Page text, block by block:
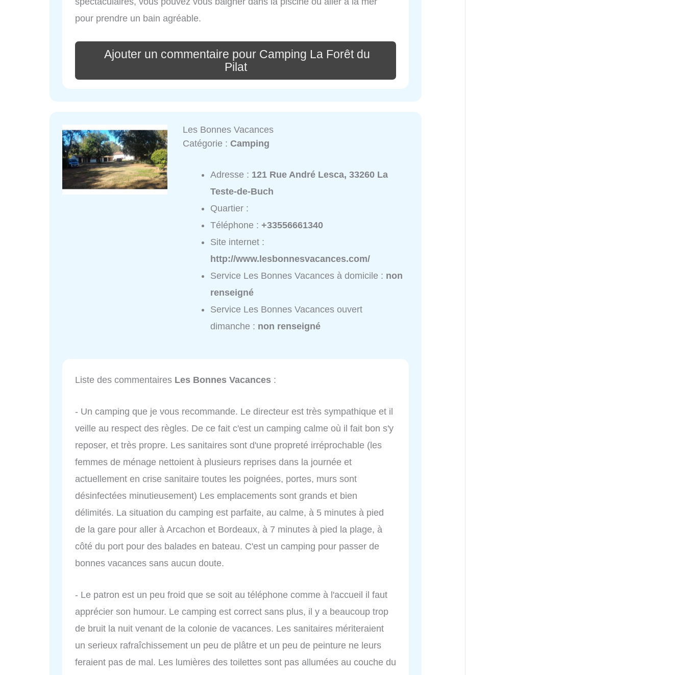
pour prendre un bain agréable.
Ajouter un commentaire pour Camping La Forêt du
Pilat
Les Bonnes Vacances
Catégorie :Camping
Adresse : 121 Rue André Lesca, 33260 La
Teste-de-Buch
Quartier :
Téléphone :+33556661340
Site internet :
http://www.lesbonnesvacances.com/
Service Les Bonnes Vacances à domicile : non
renseigné
Service Les Bonnes Vacances ouvert
dimanche : non renseigné
Liste des commentaires Les Bonnes Vacances :
- Un camping que je vous recommande. Le directeur est très sympathique et il
veille au respect des règles. De ce fait c'est un camping calme où il fait bon s'y
reposer, et très propre. Les sanitaires sont d'une propreté irréprochable (les
femmes de ménage nettoient à plusieurs reprises dans la journée et
actuellement en crise sanitaire toutes les poignées, portes, murs sont
désinfectées minutieusement) Les emplacements sont grands et bien
délimités. La situation du camping est parfaite, au calme, à 5 minutes à pied
de la gare pour aller à Arcachon et Bordeaux, à 7 minutes à pied la plage, à
côté du port pour des balades en bateau. C'est un camping pour passer de
bonnes vacances sans aucun doute.
- Le patron est un peu froid que se soit au téléphone comme à l'accueil il faut
apprécier son humour. Le camping est correct sans plus, il y a beaucoup trop
de bruit la nuit venant de la colonie de vacances. Les sanitaires mériteraient
un serieux rafraîchissement un peu de plâtre et un peu de peinture ne leurs
feraient pas de mal. Les lumières des toilettes sont pas allumées au couche du